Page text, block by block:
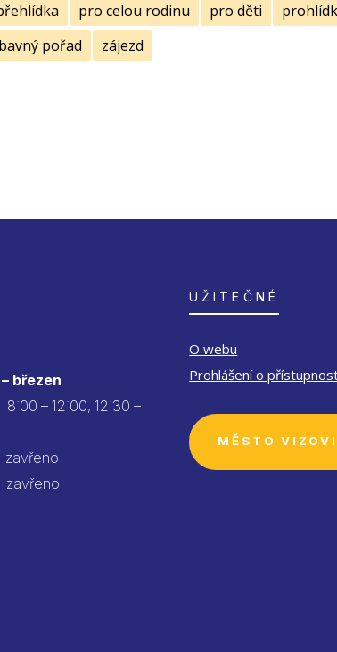
pro celou rodinu pro děti
pořad zájezd
březen
8:00 – 12:00, 12:30 –
UŽITEČNÉ
O webu
Prohlášení o
MĚSTO